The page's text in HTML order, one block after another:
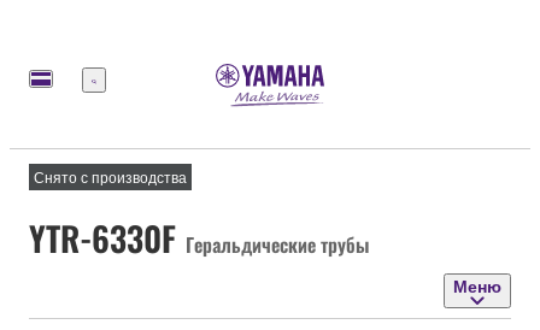
Меню
Снято с производства
YTR-6330F Геральдические трубы
Меню